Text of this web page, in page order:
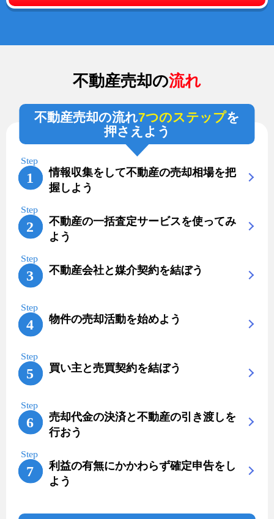
不動産売却の流れ
不動産売却の流れ7つのステップを
押さえよう
情報収集をして不動産の売却相場を把
握しよう
不動産の一括査定サービスを使ってみ
よう
不動産会社と媒介契約を結ぼう
物件の売却活動を始めよう
買い主と売買契約を結ぼう
売却代金の決済と不動産の引き渡しを
行おう
利益の有無にかかわらず確定申告をし
よう